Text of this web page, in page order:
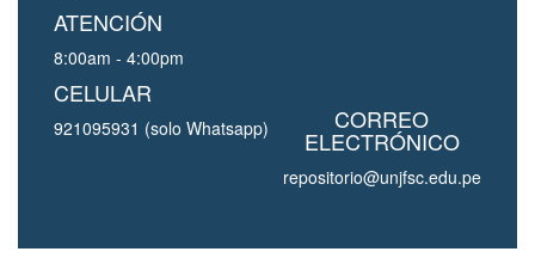
ATENCIÓN
8:00am - 4:00pm
CELULAR
921095931 (solo Whatsapp) CORREO
ELECTRÓNICO
repositorio@unjfsc.edu.pe